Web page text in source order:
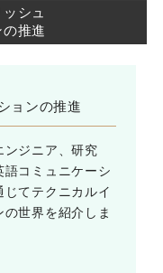
シュ
推進
ョンの推進
ンジニア、研究
コミュニケーシ
てテクニカルイ
世界を紹介しま